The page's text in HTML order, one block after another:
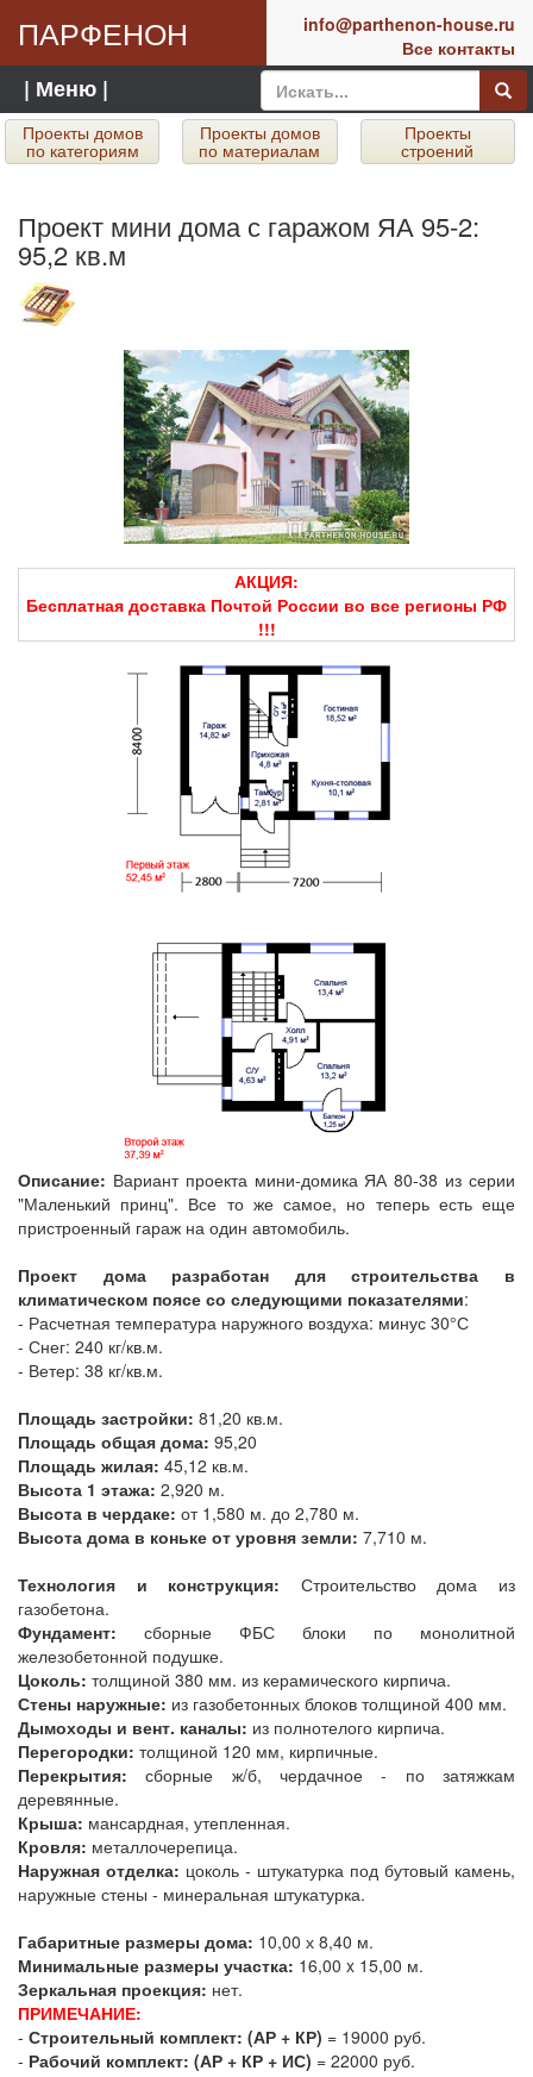
ПАРФЕНОН
info@parthenon-house.ru
Все контакты
| Меню |
Проекты домов
по категориям
Проекты домов
по материалам
Проекты
строений
Проект мини дома с гаражом ЯА 95-2:
95,2 кв.м
АКЦИЯ:
Бесплатная доставка Почтой России во все регионы РФ
!!!
Описание: Вариант проекта мини-домика ЯА 80-38 из серии
"Маленький принц". Все то же самое, но теперь есть еще
пристроенный гараж на один автомобиль.
Проект дома разработан для строительства в
климатическом поясе со следующими показателями:
- Расчетная температура наружного воздуха: минус 30°С
- Снег: 240 кг/кв.м.
- Ветер: 38 кг/кв.м.
Площадь застройки: 81,20 кв.м.
Площадь общая дома: 95,20
Площадь жилая: 45,12 кв.м.
Высота 1 этажа: 2,920 м.
Высота в чердаке: от 1,580 м. до 2,780 м.
Высота дома в коньке от уровня земли: 7,710 м.
Технология и конструкция: Строительство дома из
газобетона.
Фундамент: сборные ФБС блоки по монолитной
железобетонной подушке.
Цоколь: толщиной 380 мм. из керамического кирпича.
Стены наружные: из газобетонных блоков толщиной 400 мм.
Дымоходы и вент. каналы: из полнотелого кирпича.
Перегородки: толщиной 120 мм, кирпичные.
Перекрытия: сборные ж/б, чердачное - по затяжкам
деревянные.
Крыша: мансардная, утепленная.
Кровля: металлочерепица.
Наружная отделка: цоколь - штукатурка под бутовый камень,
наружные стены - минеральная штукатурка.
Габаритные размеры дома: 10,00 х 8,40 м.
Минимальные размеры участка: 16,00 x 15,00 м.
Зеркальная проекция: нет.
ПРИМЕЧАНИЕ:
- Строительный комплект: (АР + КР) = 19000 руб.
- Рабочий комплект: (АР + КР + ИС) = 22000 руб.